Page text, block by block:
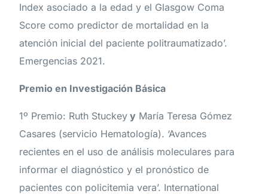
Index asociado a la edad y el Glasgow Coma
Score como predictor de mortalidad en la
atención inicial del paciente politraumatizado’.
Emergencias 2021.
Premio en Investigación Básica
1º Premio: Ruth Stuckey y María Teresa Gómez
Casares (servicio Hematología). ‘Avances
recientes en el uso de análisis moleculares para
informar el diagnóstico y el pronóstico de
pacientes con policitemia vera’. International